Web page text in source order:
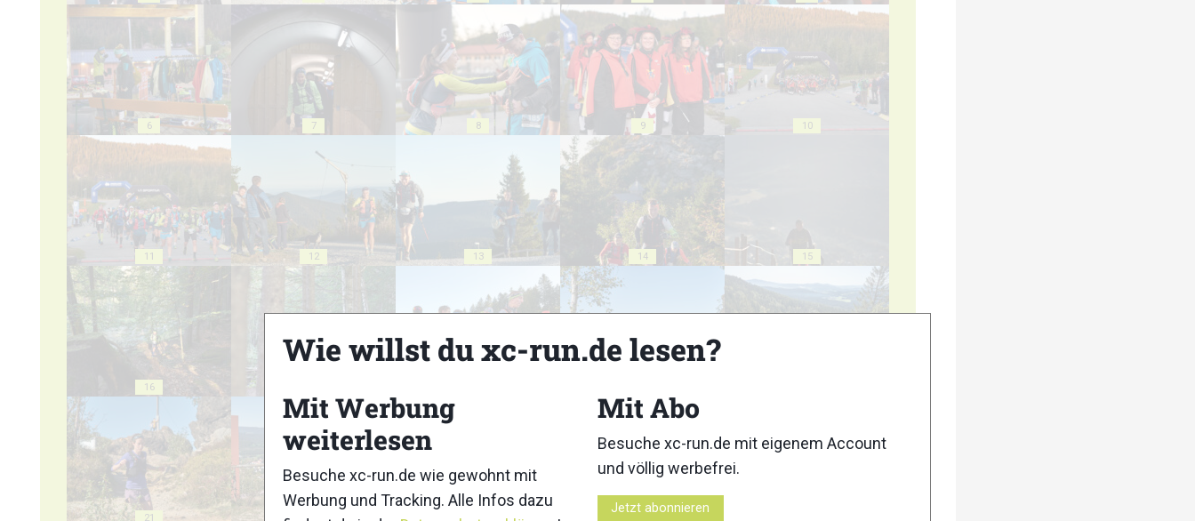
6 7 8 9 10
11 12 13 14 15
16
21 22 23
Wie willst du xc-run.de lesen?
Mit Werbung
weiterlesen
Besuche xc-run.de wie gewohnt mit
Werbung und Tracking. Alle Infos dazu
Mit Abo
Besuche xc-run.de mit eigenem Account
und völlig werbefrei.
Jetzt abonnieren